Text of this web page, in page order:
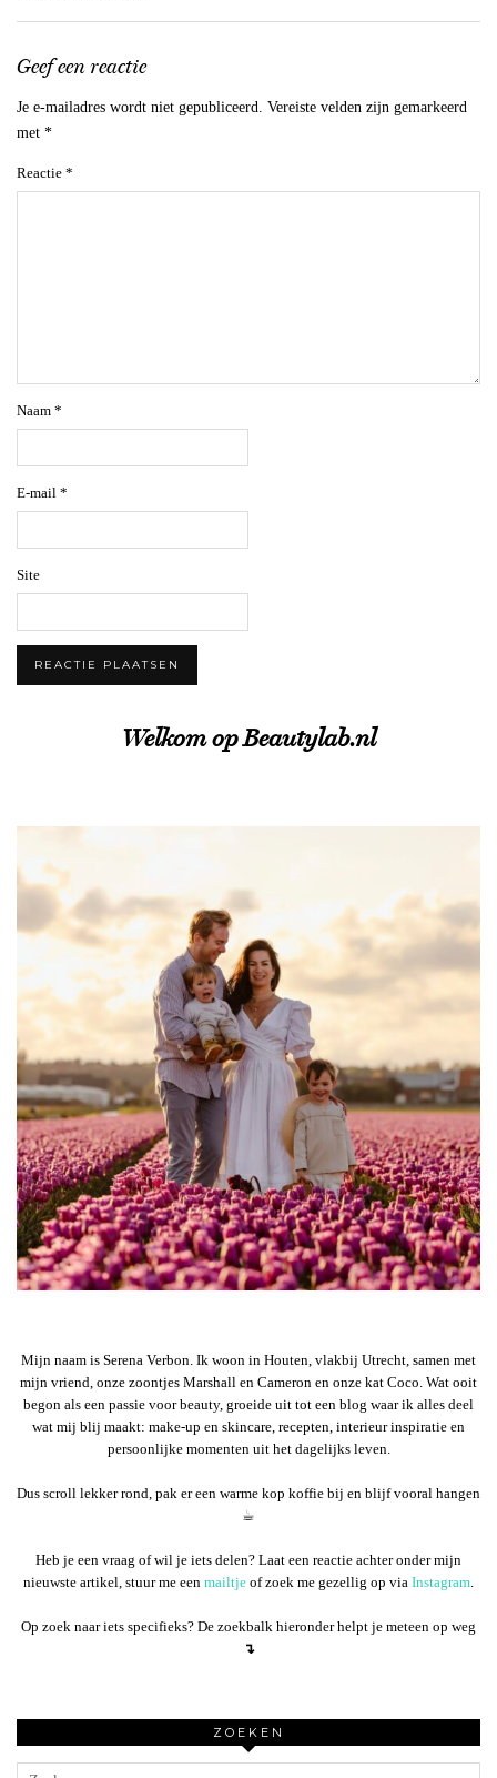
Geef een reactie
Je e-mailadres wordt niet gepubliceerd. Vereiste velden zijn gemarkeerd
met *
Reactie *
Naam *
E-mail *
Site
Welkom op Beautylab.nl
Mijn naam is Serena Verbon. Ik woon in Houten, vlakbij Utrecht, samen met
mijn vriend, onze zoontjes Marshall en Cameron en onze kat Coco. Wat ooit
begon als een passie voor beauty, groeide uit tot een blog waar ik alles deel
wat mij blij maakt: make-up en skincare, recepten, interieur inspiratie en
persoonlijke momenten uit het dagelijks leven.
Dus scroll lekker rond, pak er een warme kop koffie bij en blijf vooral hangen
☕︎
Heb je een vraag of wil je iets delen? Laat een reactie achter onder mijn
nieuwste artikel, stuur me een mailtje of zoek me gezellig op via Instagram.
Op zoek naar iets specifieks? De zoekbalk hieronder helpt je meteen op weg
↴
ZOEKEN